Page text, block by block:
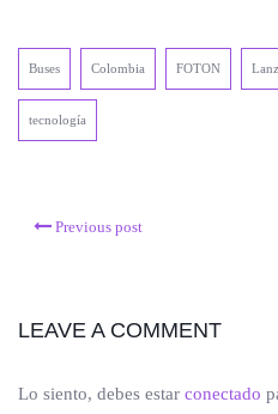
Buses Colombia FOTON
tecnología
Previous post
LEAVE A COMMENT
Lo siento, debes estar conectado